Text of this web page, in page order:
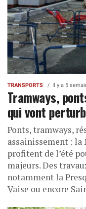
TRANSPORTS Il y a 5
Tramways,
qui vont
Ponts, tramways,
assainissement :
profitent de l’été
majeurs. Des
notamment la
Vaise ou encore